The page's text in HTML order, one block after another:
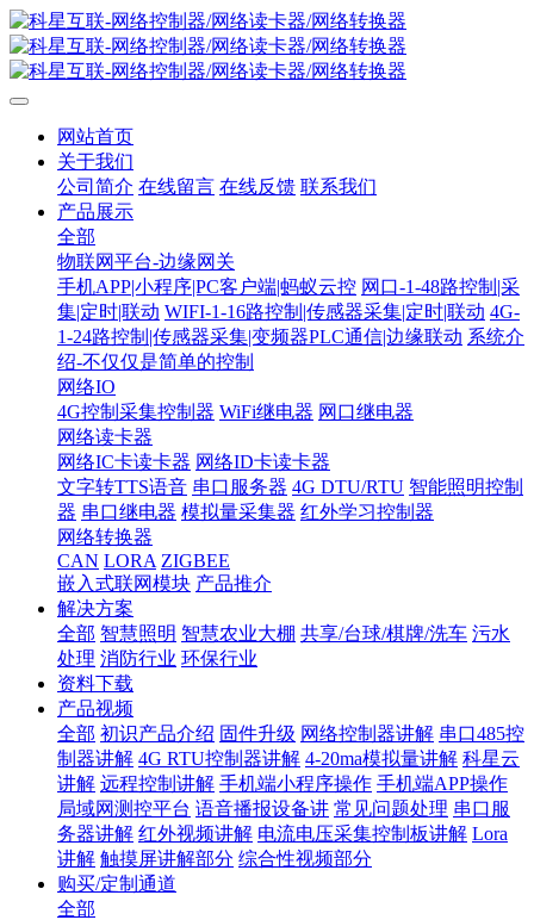
网站首页
关于我们
公司简介 在线留言 在线反馈 联系我们
产品展示
全部
物联网平台-边缘网关
手机APP|小程序|PC客户端|蚂蚁云控 网口-1-48路控制|采
集|定时|联动 WIFI-1-16路控制|传感器采集|定时|联动 4G-
1-24路控制|传感器采集|变频器PLC通信|边缘联动 系统介
绍-不仅仅是简单的控制
网络IO
4G控制采集控制器 WiFi继电器 网口继电器
网络读卡器
网络IC卡读卡器 网络ID卡读卡器
文字转TTS语音 串口服务器 4G DTU/RTU 智能照明控制
器 串口继电器 模拟量采集器 红外学习控制器
网络转换器
CAN LORA ZIGBEE
嵌入式联网模块 产品推介
解决方案
全部 智慧照明 智慧农业大棚 共享/台球/棋牌/洗车 污水
处理 消防行业 环保行业
资料下载
产品视频
全部 初识产品介绍 固件升级 网络控制器讲解 串口485控
制器讲解 4G RTU控制器讲解 4-20ma模拟量讲解 科星云
讲解 远程控制讲解 手机端小程序操作 手机端APP操作
局域网测控平台 语音播报设备讲 常见问题处理 串口服
务器讲解 红外视频讲解 电流电压采集控制板讲解 Lora
讲解 触摸屏讲解部分 综合性视频部分
购买/定制通道
全部